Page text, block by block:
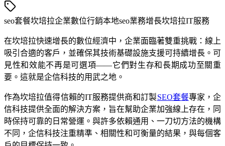
seo套餐坎培拉企業數位行銷本地seo業務增長坎培拉IT服務
在坎培拉快速增長的數位經濟中，企業面臨著雙重挑戰：線上
吸引合適的客戶，並確保其技術基礎設施支援可持續增長。可
見性和效能不再是可選項——它們對生存和長期成功至關重
要。這就是企信科技的用武之地。
作為坎培拉值得信賴的IT服務提供商和訂製SEO套餐專家，企
信科技提供全面的解決方案，旨在幫助企業加強線上存在，同
時保持可靠的日常營運。與許多依賴通用、一刀切方法的機構
不同，企信科技注重精準、相關性和可衡量的結果，與每個客